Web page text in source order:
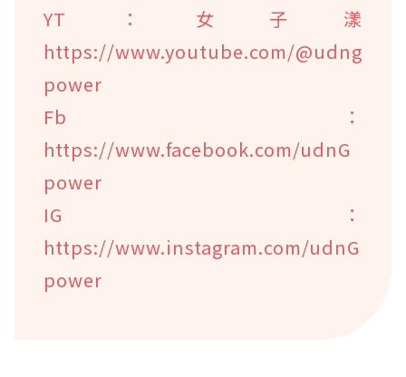
YT：女子漾
https://www.youtube.com/@udng
power
Fb：
https://www.facebook.com/udnG
power
IG：
https://www.instagram.com/udnG
power